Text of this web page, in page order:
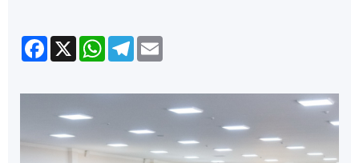
Facebook
X WhatsApp
Telegram